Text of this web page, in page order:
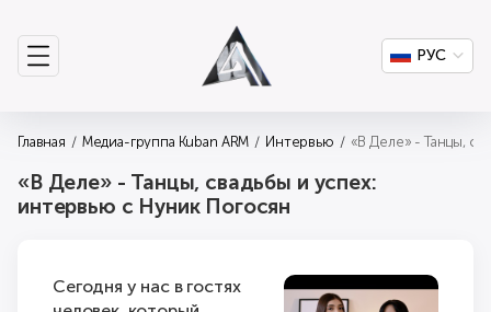
РУС
Главная Медиа-группа Kuban ARM Интервью «В Деле» - Танцы,
«В Деле» - Танцы, свадьбы и успех:
интервью с Нуник Погосян
Сегодня у нас в гостях